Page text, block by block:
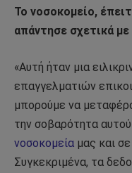
Το νοσοκομείο,
απάντησε σχετικά με
«Αυτή ήταν μια
επαγγελματιών
μπορούμε να
την σοβαρότητα
νοσοκομεία μας και
Συγκεκριμένα, τα